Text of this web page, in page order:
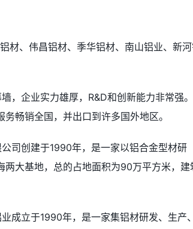
材、伟昌铝材、季华铝材、南山铝业、新
，企业实力雄厚，R&D和创新能力非常强。
畅销全国，并出口到许多国外地区。
司创建于1990年，是一家以铝合金型材研
大基地，总的占地面积为90万平方米，建
成立于1990年，是一家集铝材研发、生产、